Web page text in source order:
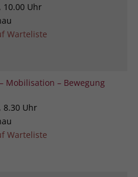
10.00 Uhr
Warteliste
Mobilisation – Bewegung
8.30 Uhr
Warteliste